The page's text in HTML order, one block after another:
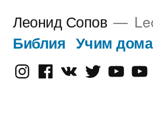
Леонид Сопов
Библия Учим дома
InstagramFacebook
VK TwitterYoutube
Old